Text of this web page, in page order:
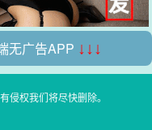
无广告APP ↓↓↓
侵权我们将尽快删除。